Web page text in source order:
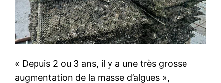
« Depuis 2 ou 3 ans, il y a une très grosse
augmentation de la masse d’algues »,